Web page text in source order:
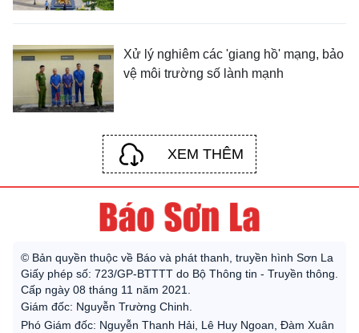
Xử lý nghiêm các 'giang hồ' mạng, bảo
vệ môi trường số lành mạnh
XEM THÊM
© Bản quyền thuộc về Báo và phát thanh, truyền hình Sơn La
Giấy phép số: 723/GP-BTTTT do Bộ Thông tin - Truyền thông.
Cấp ngày 08 tháng 11 năm 2021.
Giám đốc: Nguyễn Trường Chinh.
Phó Giám đốc: Nguyễn Thanh Hải, Lê Huy Ngoan, Đàm Xuân